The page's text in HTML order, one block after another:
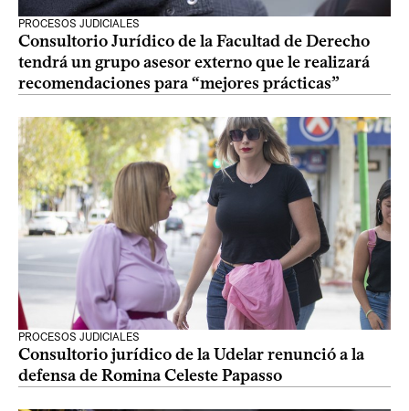
PROCESOS JUDICIALES
Consultorio Jurídico de la Facultad de Derecho
tendrá un grupo asesor externo que le realizará
recomendaciones para “mejores prácticas”
PROCESOS JUDICIALES
Consultorio jurídico de la Udelar renunció a la
defensa de Romina Celeste Papasso